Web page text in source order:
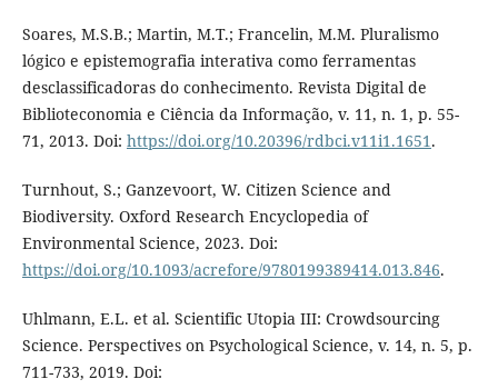
Soares, M.S.B.; Martin, M.T.; Francelin, M.M. Pluralismo
lógico e epistemografia interativa como ferramentas
desclassificadoras do conhecimento. Revista Digital de
Biblioteconomia e Ciência da Informação, v. 11, n. 1, p. 55-
71, 2013. Doi: https://doi.org/10.20396/rdbci.v11i1.1651.
Turnhout, S.; Ganzevoort, W. Citizen Science and
Biodiversity. Oxford Research Encyclopedia of
Environmental Science, 2023. Doi:
https://doi.org/10.1093/acrefore/9780199389414.013.846.
Uhlmann, E.L. et al. Scientific Utopia III: Crowdsourcing
Science. Perspectives on Psychological Science, v. 14, n. 5, p.
711-733, 2019. Doi: